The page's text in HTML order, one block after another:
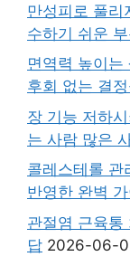
만성피로 풀리
수하기 쉬운
면역력 높이는
후회 없는 결
장 기능 저하
는 사람 많은
콜레스테롤 관
반영한 완벽
관절염 근육통
답 2026-06-